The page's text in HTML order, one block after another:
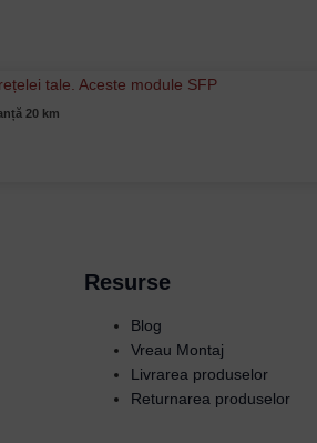
20 km
Resurse
Blog
Vreau Montaj
Livrarea produselor
Returnarea produselor